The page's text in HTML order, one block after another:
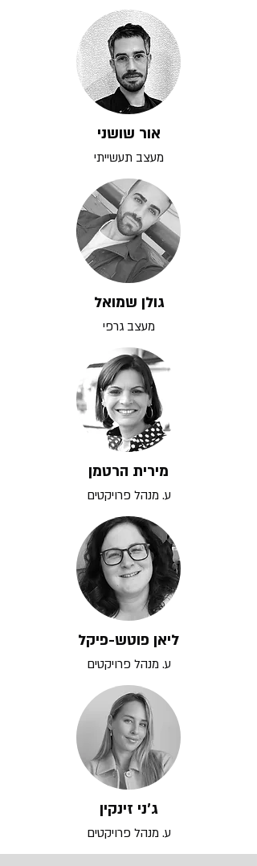
אור שושני
מעצב תעשייתי
גולן שמואל
מעצב גרפי
מירית הרטמן
ע. מנהל פרויקטים
ליאן פוטש-פיקל
ע. מנהל פרויקטים
ג׳ני זינקין
ע. מנהל פרויקטים